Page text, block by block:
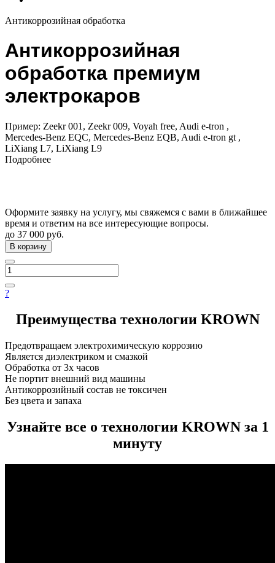
Антикоррозийная обработка
Антикоррозийная
обработка премиум
электрокаров
Пример: Zeekr 001, Zeekr 009, Voyah free, Audi e-tron ,
Mercedes-Benz EQC, Mercedes-Benz EQB, Audi e-tron gt ,
LiXiang L7, LiXiang L9
Подробнее
Оформите заявку на услугу, мы свяжемся с вами в ближайшее
время и ответим на все интересующие вопросы.
до 37 000 руб.
В корзину
?
Преимущества технологии KROWN
Предотвращаем электрохимическую коррозию
Является диэлектриком и смазкой
Обработка от 3х часов
Не портит внешний вид машины
Антикоррозийный состав не токсичен
Без цвета и запаха
Узнайте все о технологии KROWN за 1
минуту